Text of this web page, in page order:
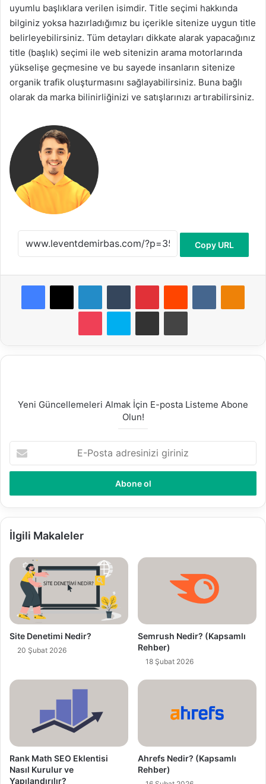
uyumlu başlıklara verilen isimdir. Title seçimi hakkında
bilginiz yoksa hazırladığımız bu içerikle sitenize uygun title
belirleyebilirsiniz. Tüm detayları dikkate alarak yapacağınız
title (başlık) seçimi ile web sitenizin arama motorlarında
yükselişe geçmesine ve bu sayede insanların sitenize
organik trafik oluşturmasını sağlayabilirsiniz. Buna bağlı
olarak da marka bilinirliğinizi ve satışlarınızı artırabilirsiniz.
Copy URL
Yeni Güncellemeleri Almak İçin E-posta Listeme Abone
Olun!
P
s
t
a
r
i
z
r
İlgili Makaleler
Site Denetimi Nedir?
20 Şubat 2026
Semrush Nedir? (Kapsamlı
Rehber)
18 Şubat 2026
Rank Math SEO Eklentisi
Nasıl Kurulur ve
Yapılandırılır?
Ahrefs Nedir? (Kapsamlı
Rehber)